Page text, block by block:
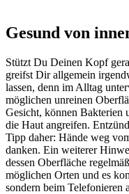
Gesund von
Stützt Du Deinen Kopf
greifst Dir allgemein
lassen, denn im Alltag
möglichen unreinen
Gesicht, können Bakterien
die Haut angreifen.
Tipp daher: Hände weg
danken. Ein weiterer
dessen Oberfläche
möglichen Orten und es
sondern beim Telefonieren